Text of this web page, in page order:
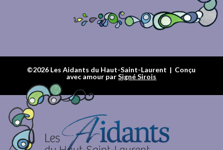
©2026 Les Aidants du Haut-Saint-Laurent | Conçu
avec amour parSigné Sirois